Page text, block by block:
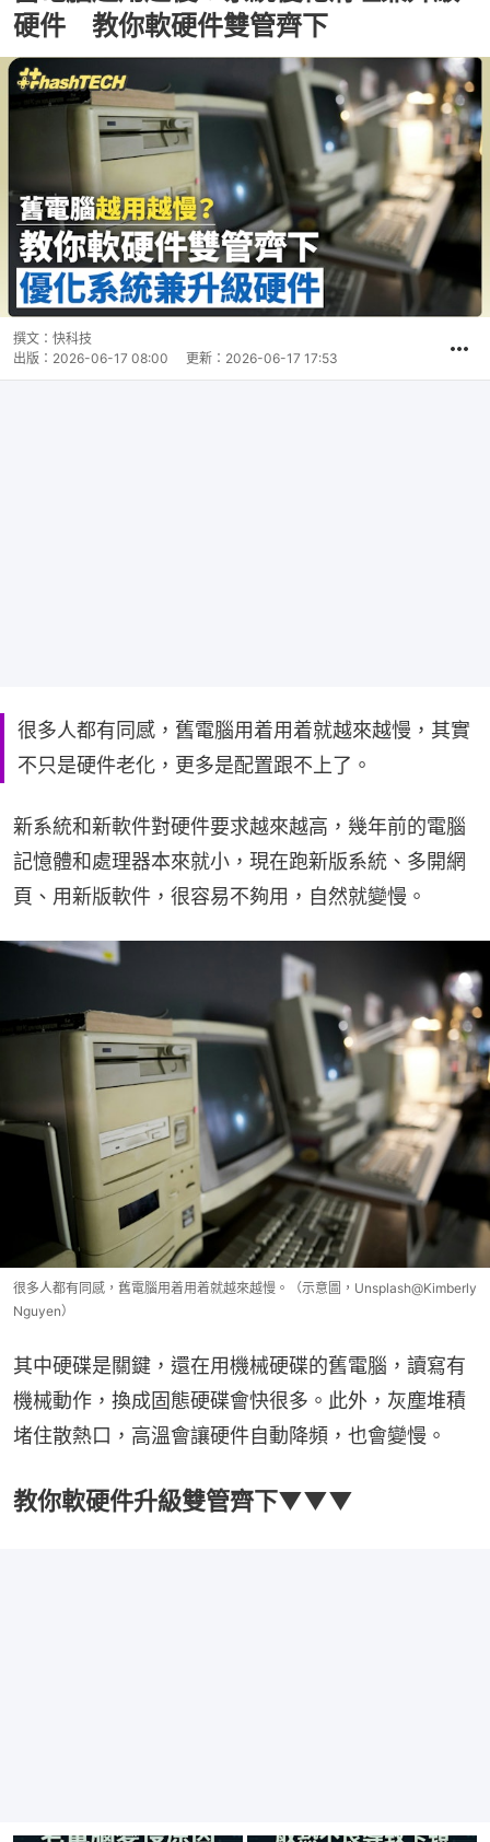
硬件 教你軟硬件雙管齊下
撰文： 快科技
出版： 2026-06-17 08:00 更新： 2026-06-17 17:53
很多人都有同感，舊電腦用着用着就越來越慢，其實
不只是硬件老化，更多是配置跟不上了。
新系統和新軟件對硬件要求越來越高，幾年前的電腦
記憶體和處理器本來就小，現在跑新版系統、多開網
頁、用新版軟件，很容易不夠用，自然就變慢。
很多人都有同感，舊電腦用着用着就越來越慢。（示意圖，Unsplash@Kimberly
Nguyen）
其中硬碟是關鍵，還在用機械硬碟的舊電腦，讀寫有
機械動作，換成固態硬碟會快很多。此外，灰塵堆積
堵住散熱口，高溫會讓硬件自動降頻，也會變慢。
教你軟硬件升級雙管齊下▼▼▼